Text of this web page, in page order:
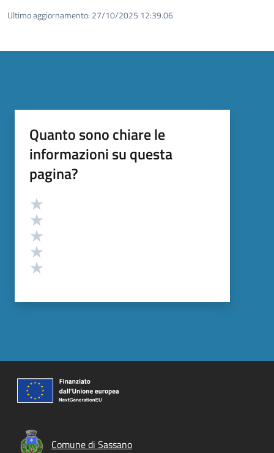
Ultimo aggiornamento: 27/10/2025 12:39.06
Quanto sono chiare le
informazioni su questa
pagina?
Valutazione
Comune di Sassano